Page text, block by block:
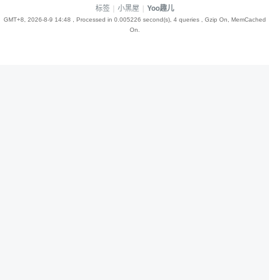
标签 | 小黑屋 | Yoo趣儿
GMT+8, 2026-8-9 14:48 , Processed in 0.005226 second(s), 4 queries , Gzip On, MemCached
On.